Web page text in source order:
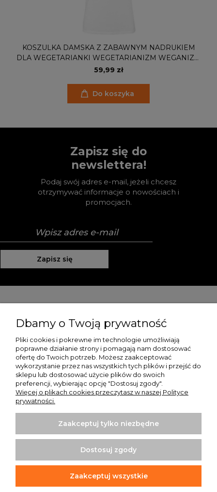
KOSZULKA DAMSKA Z ZABAWNYM NADRUKIEM
DLA WEGETARIANKI WEGETARIANIZM WEGANIZM
VEGAN PLANTS
59,99 zł
Do koszyka
Zapisz się do
newslettera!
Podaj swój adres e-mail, jeżeli chcesz
otrzymywać informacje o nowościach i
promocjach.
Zapisz się
Moje konto
Płatności i dostawa
O nas
Koszulki z nadrukiem | Sklep internetowy Rule Out
ul. Powstańców Wielkopolskich 35/1
info@ruleout.pl
REGON: 365373965
Dbamy o Twoją prywatność
Pliki cookies i pokrewne im technologie umożliwiają
poprawne działanie strony i pomagają nam dostosować
ofertę do Twoich potrzeb. Możesz zaakceptować
wykorzystanie przez nas wszystkich tych plików i przejść do
sklepu lub dostosować użycie plików do swoich
preferencji, wybierając opcję "Dostosuj zgody".
Więcej o plikach cookies przeczytasz w naszej Polityce
prywatności.
Zaakceptuj tylko niezbędne
Dostosuj zgody
Zaakceptuj wszystkie